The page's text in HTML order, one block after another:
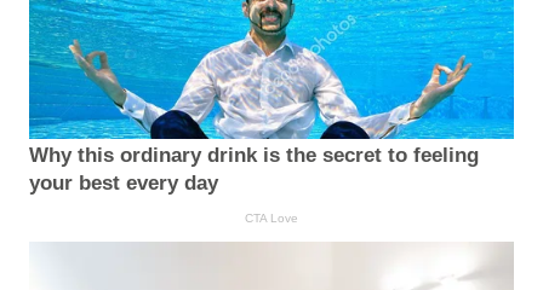
Why this ordinary drink is the secret to feeling
your best every day
CTA Love